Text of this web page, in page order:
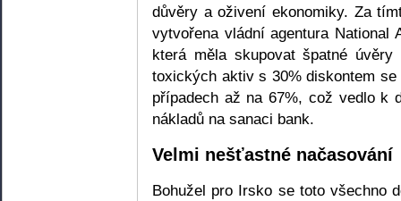
důvěry a oživení ekonomiky. Za
vytvořena vládní agentura National
která měla skupovat špatné
toxických aktiv s 30% diskontem
případech až na 67%, což vedlo k
nákladů na sanaci bank.
Velmi nešťastné načasování
Bohužel pro Irsko se toto všechno